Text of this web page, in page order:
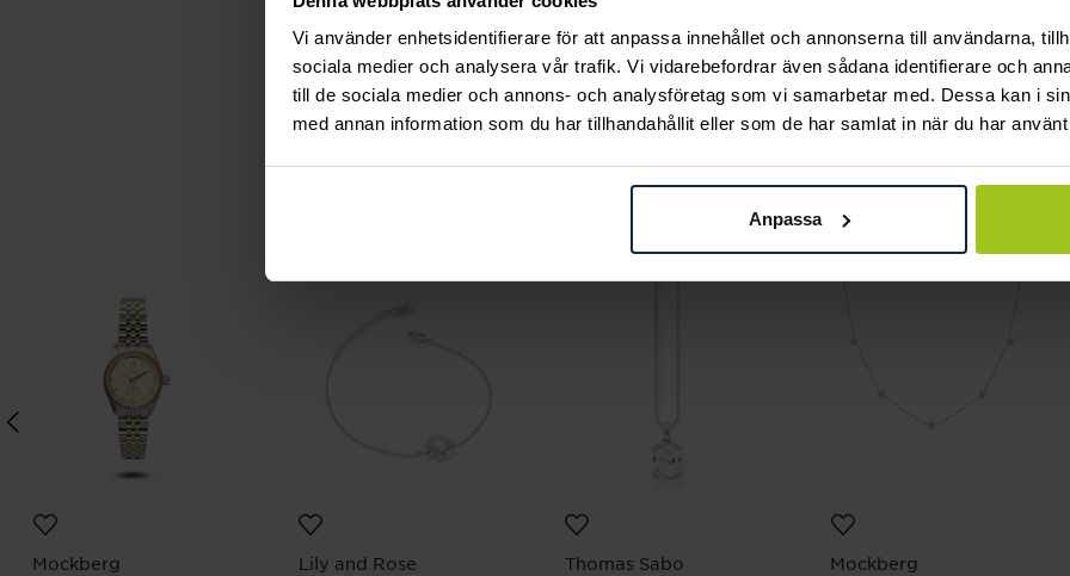
Vi använder enhetsidentifierare för att anpassa innehållet och annonserna till användarna,
sociala medier och analysera vår trafik. Vi vidarebefordrar även sådana identifierare och
till de sociala medier och annons- och analysföretag som vi samarbetar med. Dessa kan i
med annan information som du har tillhandahållit eller som de har samlat in när du har
Anpassa
Andra köpte också
Mockberg
Lily and Rose
Thomas Sabo
Mockberg